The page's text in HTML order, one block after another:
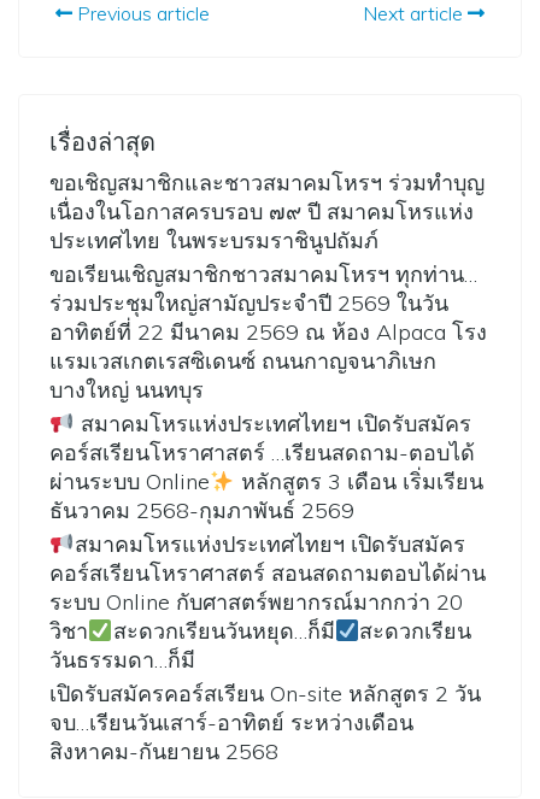
Previous article Next article
เรื่องล่าสุด
ขอเชิญสมาชิกและชาวสมาคมโหรฯ ร่วมทำบุญ
เนื่องในโอกาสครบรอบ ๗๙ ปี สมาคมโหรแห่ง
ประเทศไทย ในพระบรมราชินูปถัมภ์
ขอเรียนเชิญสมาชิกชาวสมาคมโหรฯ ทุกท่าน…
ร่วมประชุมใหญ่สามัญประจำปี 2569 ในวัน
อาทิตย์ที่ 22 มีนาคม 2569 ณ ห้อง Alpaca โรง
แรมเวสเกตเรสซิเดนซ์ ถนนกาญจนาภิเษก
บางใหญ่ นนทบุร
สมาคมโหรแห่งประเทศไทยฯ เปิดรับสมัคร
คอร์สเรียนโหราศาสตร์ …เรียนสดถาม-ตอบได้
ผ่านระบบ Online
หลักสูตร 3 เดือน เริ่มเรียน
ธันวาคม 2568-กุมภาพันธ์ 2569
สมาคมโหรแห่งประเทศไทยฯ เปิดรับสมัคร
คอร์สเรียนโหราศาสตร์ สอนสดถามตอบได้ผ่าน
ระบบ Online กับศาสตร์พยากรณ์มากกว่า 20
วิชา
สะดวกเรียนวันหยุด…ก็มี
สะดวกเรียน
วันธรรมดา…ก็มี
เปิดรับสมัครคอร์สเรียน On-site หลักสูตร 2 วัน
จบ…เรียนวันเสาร์-อาทิตย์ ระหว่างเดือน
สิงหาคม-กันยายน 2568